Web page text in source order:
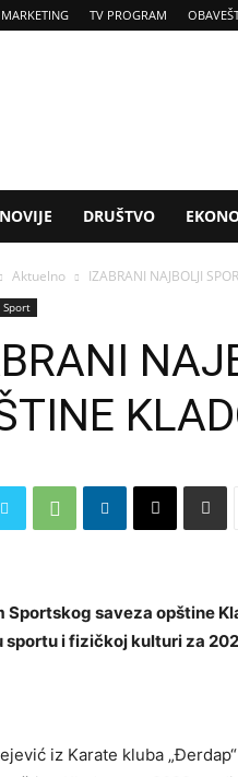
MARKETING TV PROGRAM
DRUŠTVO
Aktuelno IZABRANI NAJBOLJI
Sport
Sportskog saveza opštine
sportu i fizičkoj kulturi za
iz Karate kluba